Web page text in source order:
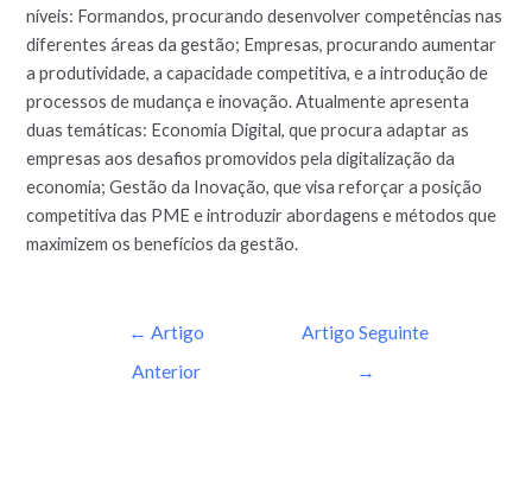
níveis: Formandos, procurando desenvolver competências nas
diferentes áreas da gestão; Empresas, procurando aumentar
a produtividade, a capacidade competitiva, e a introdução de
processos de mudança e inovação. Atualmente apresenta
duas temáticas: Economia Digital, que procura adaptar as
empresas aos desafios promovidos pela digitalização da
economia; Gestão da Inovação, que visa reforçar a posição
competitiva das PME e introduzir abordagens e métodos que
maximizem os benefícios da gestão.
← Artigo
Anterior
Artigo Seguinte
→